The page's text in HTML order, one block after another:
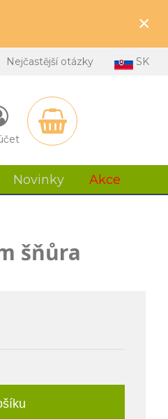
×
Nejčastější otázky SK
Novinky Akce
šňůra